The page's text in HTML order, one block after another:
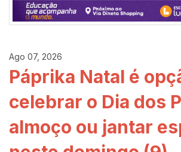
Ago 07, 2026
Páprika Natal é
celebrar o Dia dos
almoço ou jantar